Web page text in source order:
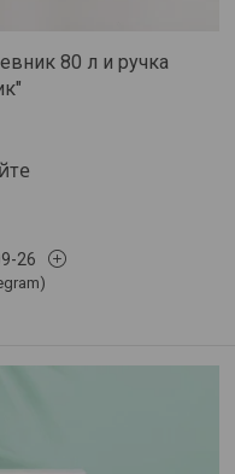
80 л и ручка
26